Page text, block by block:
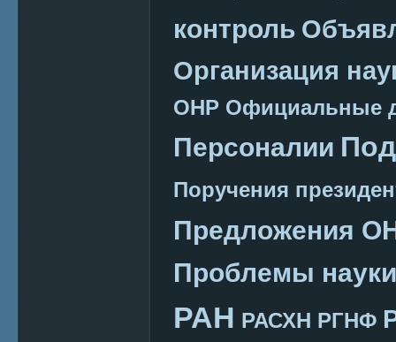
контроль
Организация
ОНР Официальные
Персоналии
Поручения
Предложения
Проблемы науки
РАН РАСХН РГНФ